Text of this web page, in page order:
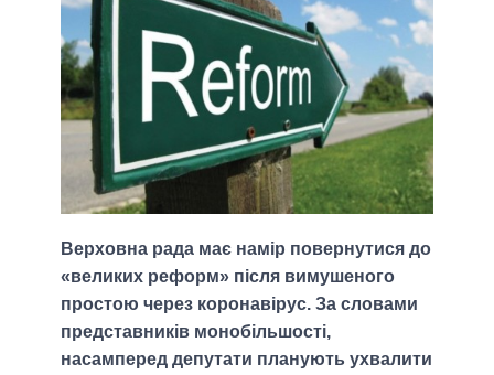
Верховна рада має намір повернутися до
«великих реформ» після вимушеного
простою через коронавірус. За словами
представників монобільшості,
насамперед депутати планують ухвалити